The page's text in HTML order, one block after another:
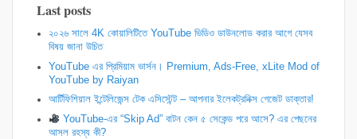
Last posts
২০২৬ সালে 4K কোয়ালিটিতে YouTube ভিডিও ডাউনলোড করার আগে যেসব
বিষয় জানা উচিত
YouTube এর প্রিমিয়াম ভার্সন। Premium, Ads-Free, xLite Mod of
YouTube by Raiyan
আর্টিফিশিয়াল ইন্টেলিজেন্স টেক এসিস্টেন্ট – আপনার ইলেকট্রনিক্স গেজেট ডাক্তার!
YouTube-এর “Skip Ad” বাটন কেন ৫ সেকেন্ড পরে আসে? এর পেছনের
আসল রহস্য কী?